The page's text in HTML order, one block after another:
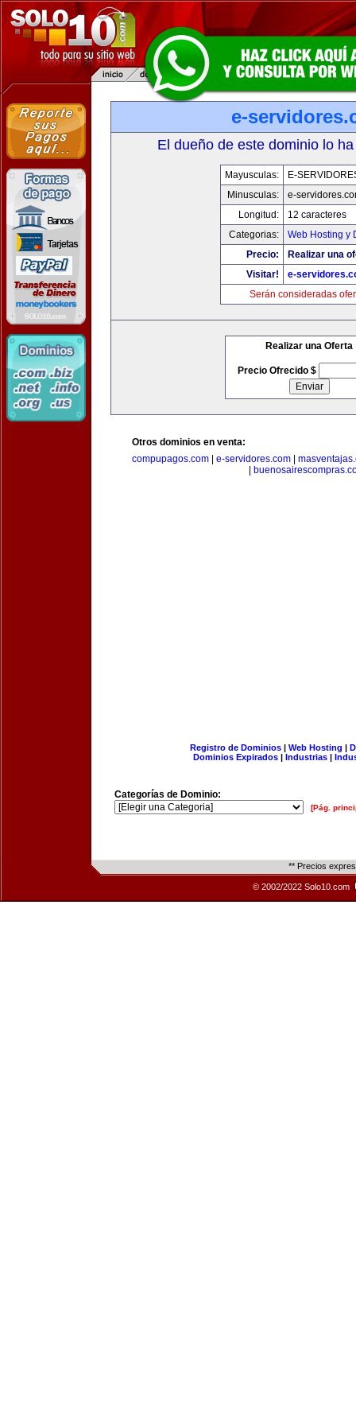
e-
El dueño de este dominio lo
Mayusculas:
E-
Minusculas:
e-
Longitud:
12 caracteres
Categorias:
Web Hosting y
Precio:
Realizar una
Visitar!
e-
Serán consideradas
Realizar una Oferta
Precio Ofrecido $
Otros dominios en venta:
compupagos.com
e-servidores.com
Registro de Dominios| Web Hosting |
Dominios Expirados | Industrias |
Categorías de Dominio:
[Pág.
** Precios
© 2002/2022 Solo10.com